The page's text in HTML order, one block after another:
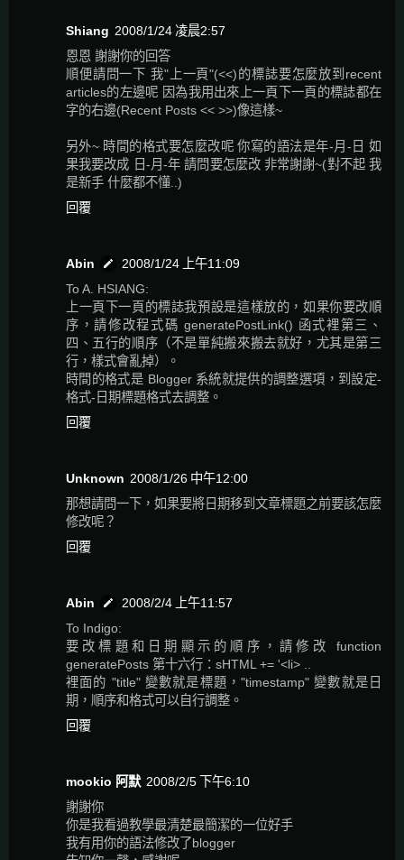
Shiang 2008/1/24 凌晨2:57
恩恩 謝謝你的回答
順便請問一下 我"上一頁"(<<)的標誌要怎麼放到recent
articles的左邊呢 因為我用出來上一頁下一頁的標誌都在
字的右邊(Recent Posts << >>)像這樣~
另外~ 時間的格式要怎麼改呢 你寫的語法是年-月-日 如
果我要改成 日-月-年 請問要怎麼改 非常謝謝~(對不起 我
是新手 什麼都不懂..)
回覆
Abin
2008/1/24 上午11:09
To A. HSIANG:
上一頁下一頁的標誌我預設是這樣放的，如果你要改順
序，請修改程式碼 generatePostLink() 函式裡第三、
四、五行的順序（不是單純搬來搬去就好，尤其是第三
行，樣式會亂掉）。
時間的格式是 Blogger 系統就提供的調整選項，到設定-
格式-日期標題格式去調整。
回覆
Unknown 2008/1/26 中午12:00
那想請問一下，如果要將日期移到文章標題之前要該怎麼
修改呢？
回覆
Abin
2008/2/4 上午11:57
To Indigo:
要改標題和日期顯示的順序，請修改 function
generatePosts 第十六行：sHTML += '<li> ..
裡面的 "title" 變數就是標題，"timestamp" 變數就是日
期，順序和格式可以自行調整。
回覆
mookio 阿默 2008/2/5 下午6:10
謝謝你
你是我看過教學最清楚最簡潔的一位好手
我有用你的語法修改了blogger